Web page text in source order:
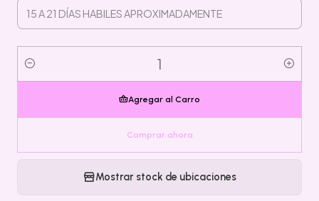
Cantidad
Agregar al Carro
Comprar ahora
Mostrar stock de ubicaciones